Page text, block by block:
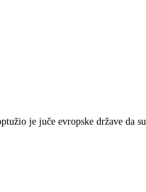
je juče evropske države da su